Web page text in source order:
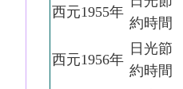
西元1955年
約時間
西元1956年
日光節
約時間